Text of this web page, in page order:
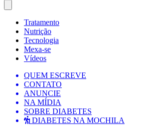
Tratamento
Nutrição
Tecnologia
Mexa-se
Vídeos
QUEM ESCREVE
CONTATO
ANUNCIE
NA MÍDIA
SOBRE DIABETES
DIABETES NA MOCHILA